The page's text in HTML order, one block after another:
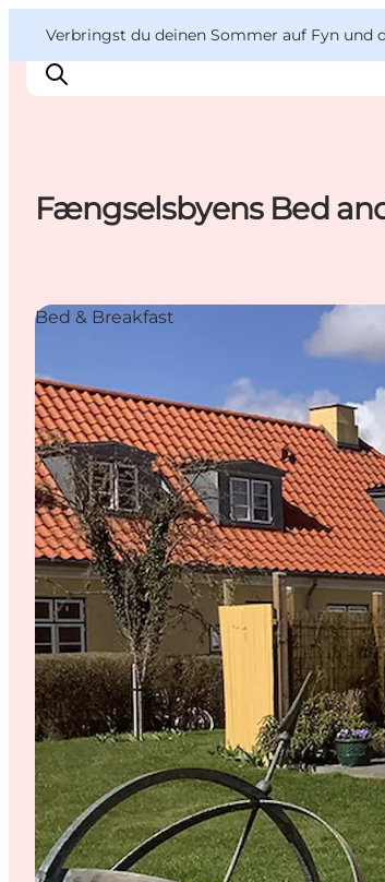
Verbringst du deinen Sommer auf Fyn und
Essen & trinken
Übernachtung
VisitFyn
Deutsch
Fængselsbyens Bed
Bed & Breakfast